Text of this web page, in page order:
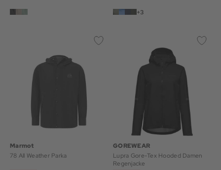
+3
Marmot
78 All Weather Parka
GOREWEAR
Lupra Gore-Tex Hooded Damen
Regenjacke